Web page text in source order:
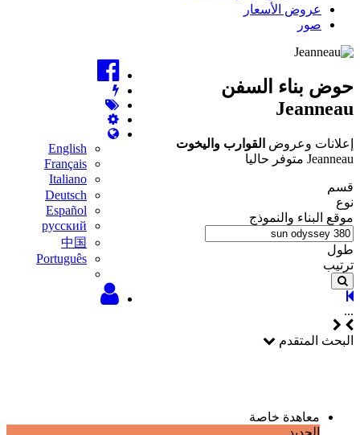
عروض الأسعار
صور
English
Français
Italiano
Deutsch
Español
русский
中国
Português
حوض بناء السفن
Jeanneau
إعلانات وعروض القوارب واليخوت
Jeanneau متوفر حاليا
قسم
نوع
موقع البناء والنموذج
طول
ترتيب
...
البحث المتقدم
معاهدة خاصة
الجديد